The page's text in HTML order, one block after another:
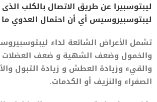
ليبتوسبيرا عن طريق الاتصال بالكلب
ليبتوسبيروسيس أي أن احتمال العدوي ما
تشمل الأعراض الشائعة لداء
والخمول وضعف الشهية و ضعف العضلات
والقيء وزيادة العطش و زيادة التبول
الصفراء والنزيف أو الكدمات.